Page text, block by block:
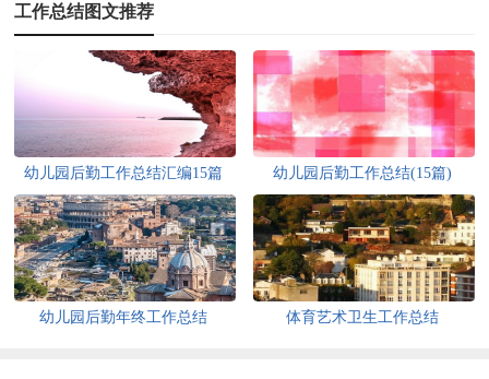
工作总结图文推荐
幼儿园后勤工作总结汇编15篇 幼儿园后勤工作总结(15篇)
幼儿园后勤年终工作总结 体育艺术卫生工作总结